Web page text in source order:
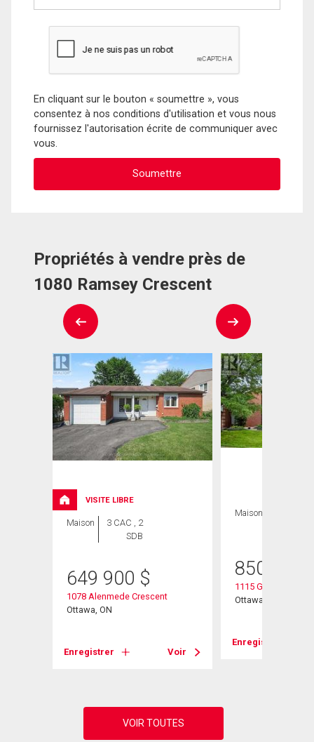
En cliquant sur le bouton « soumettre », vous
consentez à nos conditions d'utilisation et vous nous
fournissez l'autorisation écrite de communiquer avec
vous.
Propriétés à vendre près de
1080 Ramsey Crescent
VISITE LIBRE
Maison
3 CAC , 2
SDB
649 900 $
1078 Alenmede Crescent
Ottawa, ON
Enregistrer Voir
Maison
850 000
1115 Grenon
Ottawa, ON
Enregistrer